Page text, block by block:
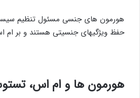
هورمون های جنسی مسئول تنظیم
حفظ ویژگیهای جنسیتی هستند و بر ام
هورمون ها و ام اس،